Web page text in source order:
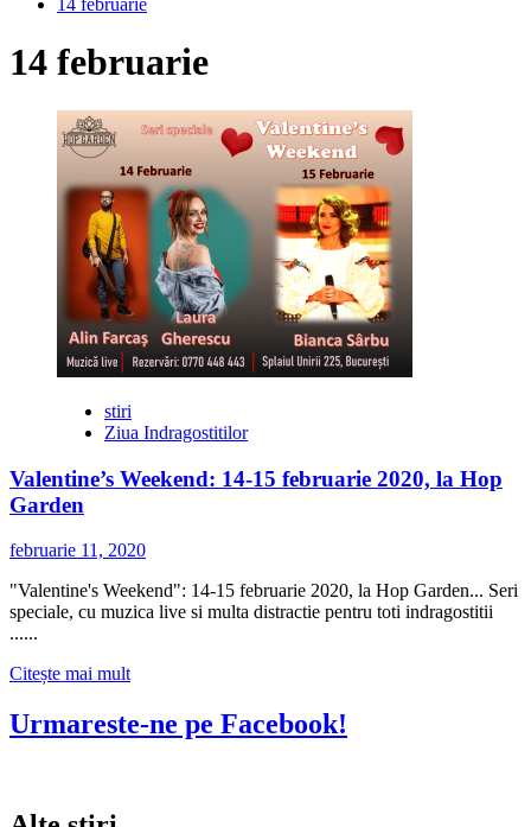
14 februarie
14 februarie
stiri
Ziua Indragostitilor
Valentine’s Weekend: 14-15 februarie 2020, la Hop
Garden
februarie 11, 2020
"Valentine's Weekend": 14-15 februarie 2020, la Hop Garden... Seri
speciale, cu muzica live si multa distractie pentru toti indragostitii
......
Citește mai multCitește
despre
Urmareste-ne pe Facebook!